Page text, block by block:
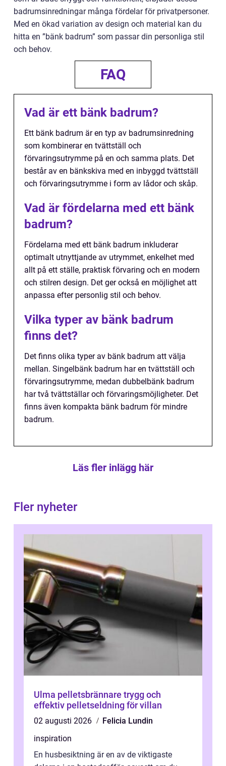
badrumsinredningar många fördelar för privatpersoner.
Med en ökad variation av design och material kan du
hitta en ”bänk badrum” som passar din personliga stil
och behov.
FAQ
Vad är ett bänk badrum?
Ett bänk badrum är en typ av badrumsinredning
som kombinerar en tvättställ och
förvaringsutrymme på en och samma plats. Det
består av en bänkskiva med en inbyggd tvättställ
och förvaringsutrymme i form av lådor och skåp.
Vad är fördelarna med ett bänk
badrum?
Fördelarna med ett bänk badrum inkluderar
optimalt utnyttjande av utrymmet, enkelhet med
allt på ett ställe, praktisk förvaring och en modern
och stilren design. Det ger också en möjlighet att
anpassa efter personlig stil och behov.
Vilka typer av bänk badrum
finns det?
Det finns olika typer av bänk badrum att välja
mellan. Singelbänk badrum har en tvättställ och
förvaringsutrymme, medan dubbelbänk badrum
har två tvättställar och förvaringsmöjligheter. Det
finns även kompakta bänk badrum för mindre
badrum.
Läs fler inlägg här
Fler nyheter
Ulma pelletsbrännare trygg och
effektiv pelletseldning för villan
02 augusti 2026
Felicia Lundin
inspiration
En husbesiktning är en av de viktigaste